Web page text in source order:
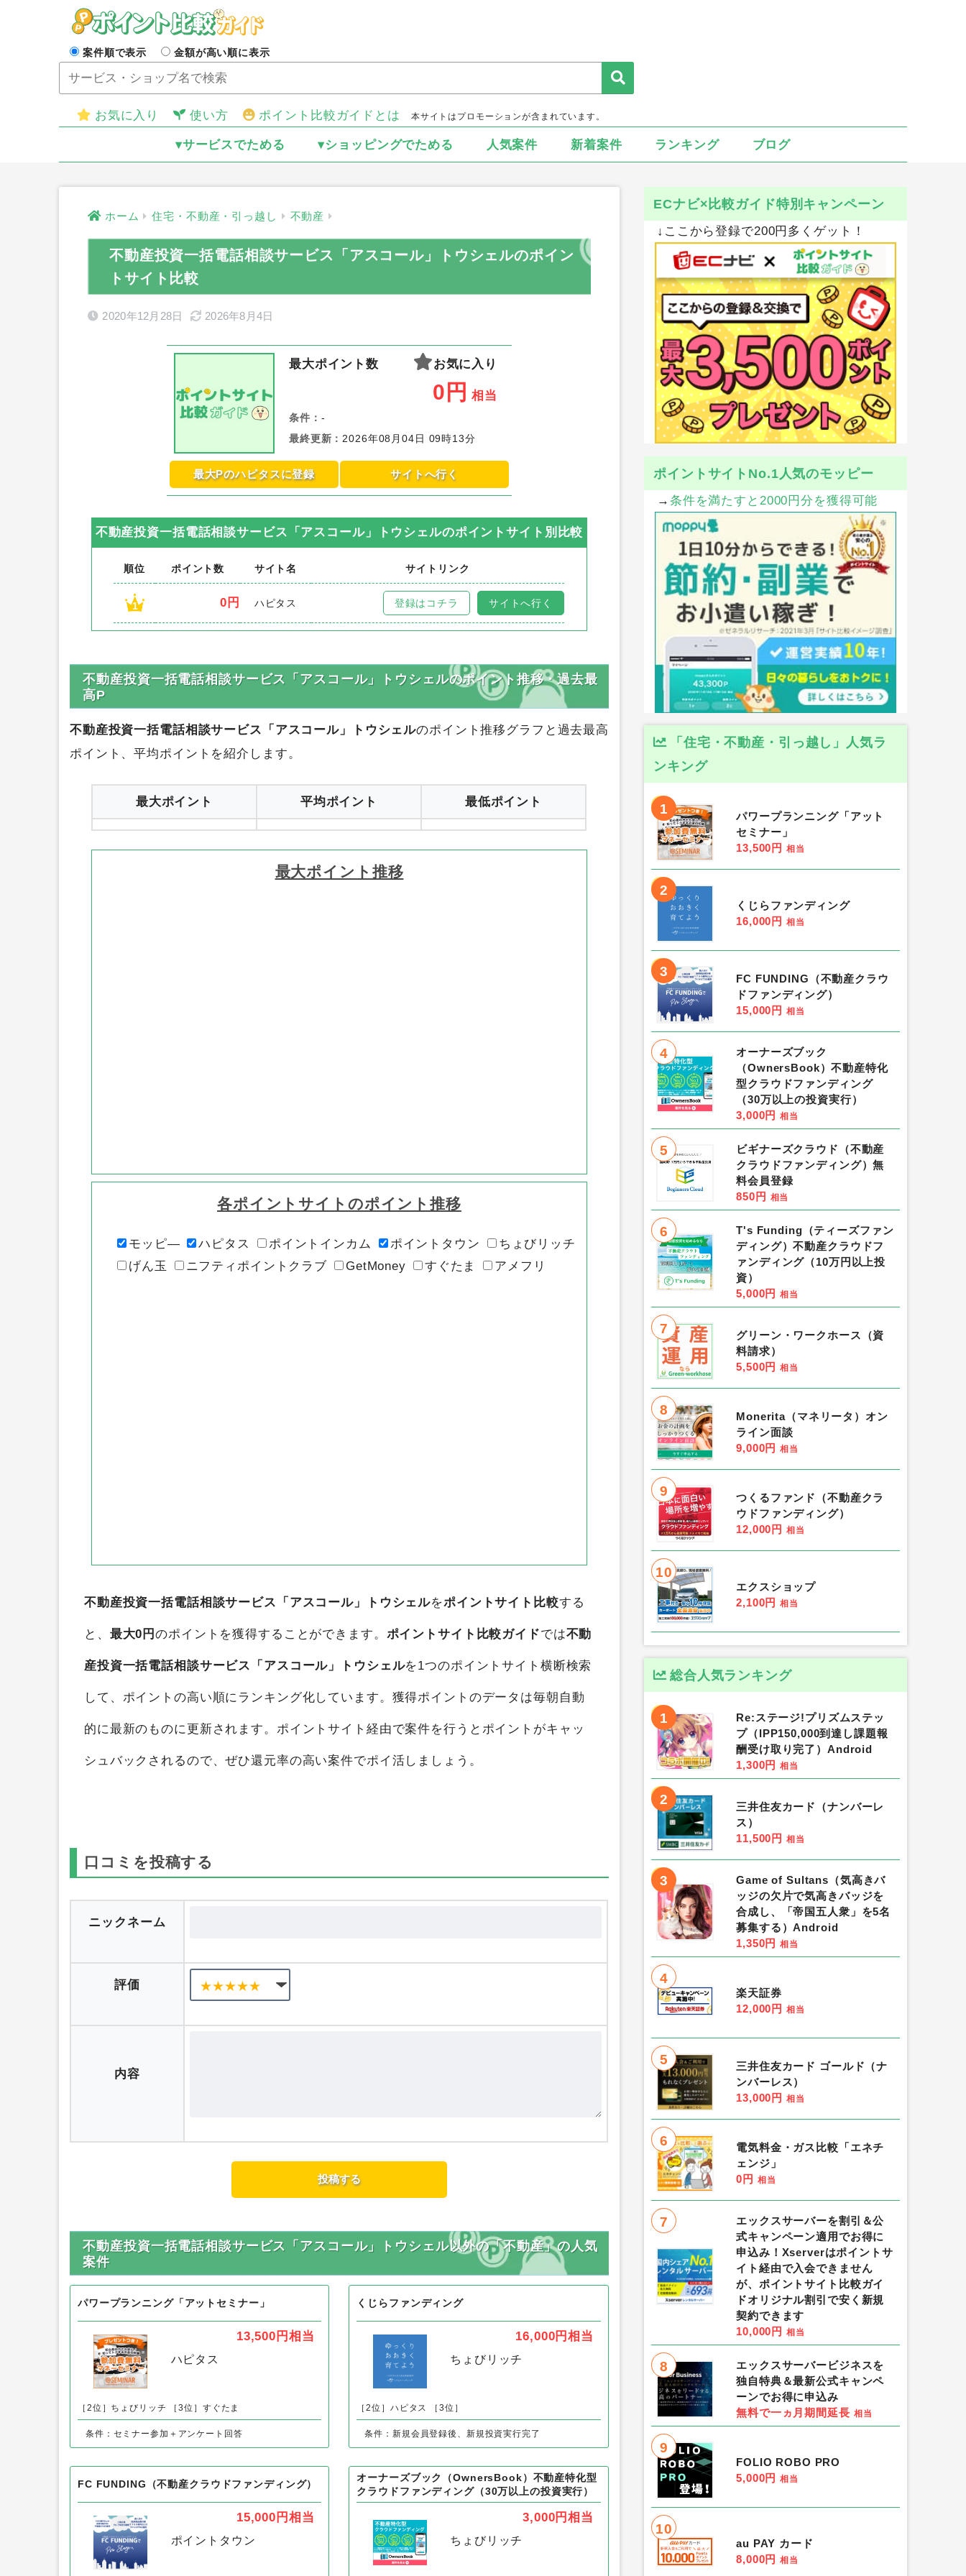
案件順で表示 金額が高い順に表示
お気に入り 使い方 ポイント比較ガイドとは 本サイトはプロモーションが含まれています。
▾サービスでためる ▾ショッピングでためる 人気案件 新着案件 ランキング ブログ
ホーム 住宅・不動産・引っ越し 不動産
不動産投資一括電話相談サービス「アスコール」トウシェルのポイン
トサイト比較
2020年12月28日 2026年8月4日
最大ポイント数 お気に入り
0 円 相当
条件： -
最終更新 ： 2026年08月04日 09時13分
最大Pのハピタスに登録 サイトへ行く
不動産投資一括電話相談サービス「アスコール」トウシェルのポイントサイト別比較
順位 ポイント数 サイト名 サイトリンク
1 0円 ハピタス 登録はコチラ サイトへ行く
高P
不動産投資一括電話相談サービス「アスコール」トウシェル
のポイント推移グラフと過去最高
ポイント、平均ポイントを紹介します。
平均ポイント
各ポイントサイトのポイント推移
不動産投資一括電話相談サービス「アスコール」トウシェルをポイントサイト比較する
と、 最大0円のポイントを獲得することができます。 ポイントサイト比較ガイドでは不動
産投資一括電話相談サービス「アスコール」トウシェルを1つのポイントサイト横断検索
して、ポイントの高い順にランキング化しています。獲得ポイントのデータは毎朝自動
口コミを投稿する
ニックネーム
内容
不動産投資一括電話相談サービス「アスコール」トウシェル以外の「不動産」の人気
案件
パワープランニング「アットセミナー」
ハピタス
くじらファンディング
ちょびリッチ
［2位］ハピタス ［3位］
条件：新規会員登録後、新規投資実行完了
FC FUNDING（不動産クラウドファンディング）
オーナーズブック（OwnersBook）不動産特化型
クラウドファンディング（30万以上の投資実行）
ECナビ×比較ガイド特別キャンペーン
↓ここから登録で200円多くゲット！
ポイントサイトNo.1人気のモッピー
→ 条件を満たすと2000円分を獲得可能
「住宅・不動産・引っ越し」人気ラ
ンキング
1
パワープランニング「アット
セミナー」
13,500円 相当
2
くじらファンディング
16,000円 相当
3
FC FUNDING（不動産クラウ
ドファンディング）
15,000円 相当
4
オーナーズブック
（OwnersBook）不動産特化
型クラウドファンディング
（30万以上の投資実行）
3,000円 相当
5
ビギナーズクラウド（不動産
クラウドファンディング）無
料会員登録
850円 相当
6
T's Funding（ティーズファン
ディング）不動産クラウドフ
ァンディング（10万円以上投
資）
5,000円 相当
7
グリーン・ワークホース（資
料請求）
5,500円 相当
8
Monerita（マネリータ）オン
ライン面談
9,000円 相当
9
つくるファンド（不動産クラ
ウドファンディング）
12,000円 相当
10
エクスショップ
2,100円 相当
総合人気ランキング
1
Re:ステージ!プリズムステッ
プ（IPP150,000到達し課題報
酬受け取り完了）Android
1,300円 相当
2
三井住友カード（ナンバーレ
ス）
11,500円 相当
3
Game of Sultans（気高きバ
ッジの欠片で気高きバッジを
合成し、「帝国五人衆」を5名
募集する）Android
1,350円 相当
4
楽天証券
12,000円 相当
5
三井住友カード ゴールド（ナ
ンバーレス）
13,000円 相当
6
電気料金・ガス比較「エネチ
ェンジ」
0円 相当
7
エックスサーバーを割引＆公
式キャンペーン適用でお得に
申込み！Xserverはポイントサ
イト経由で入会できません
が、ポイントサイト比較ガイ
ドオリジナル割引で安く新規
契約できます
10,000円 相当
8
エックスサーバービジネスを
独自特典＆最新公式キャンペ
ーンでお得に申込み
無料で一ヵ月期間延長 相当
9
FOLIO ROBO PRO
5,000円 相当
10
au PAY カード
8,000円 相当